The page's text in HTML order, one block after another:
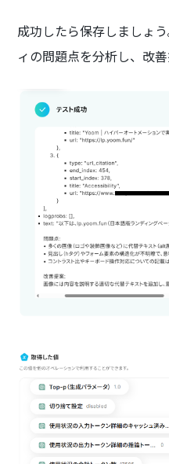
成功したら保存しましょ
ィの問題点を分析し、改